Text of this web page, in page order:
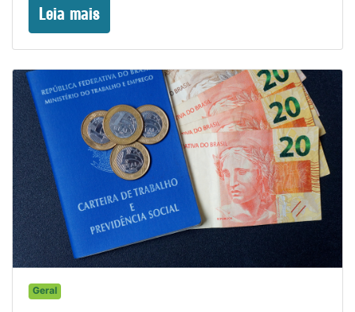
Leia mais
Geral